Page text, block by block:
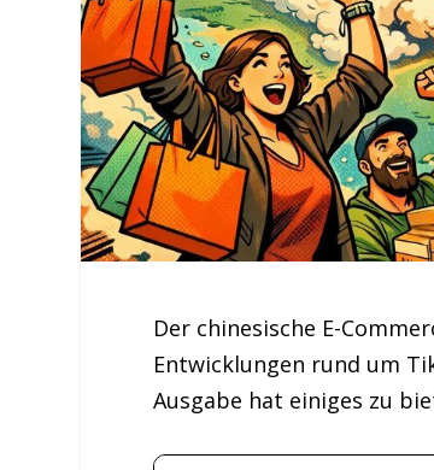
Der chinesische E-
Entwicklungen rund um
Ausgabe hat einiges zu